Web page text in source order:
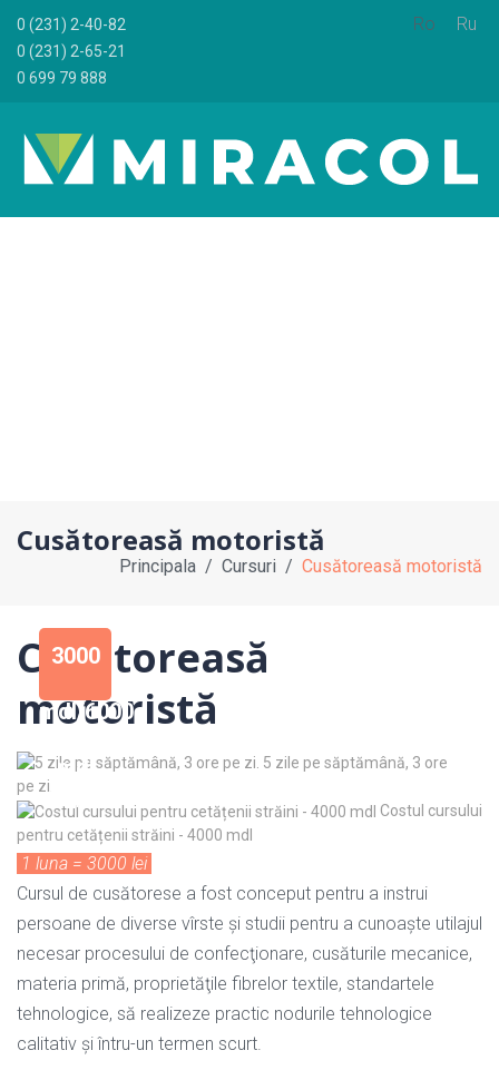
0 (231) 2-40-82
0 (231) 2-65-21
0 699 79 888
Ro Ru
Cusătoreasă motoristă
Principala Cursuri Cusătoreasă motoristă
3000
mdl/6000
mdl
1 luna/2
Cusătoreasă
motoristă
5 zile pe săptămână, 3 ore
pe zi.
Costul cursului
pentru cetățenii străini - 4000 mdl
1 luna = 3000 lei
Cursul de cusătorese a fost conceput pentru a instrui
persoane de diverse vîrste şi studii pentru a cunoaşte utilajul
necesar procesului de confecţionare, cusăturile mecanice,
materia primă, proprietăţile fibrelor textile, standartele
tehnologice, să realizeze practic nodurile tehnologice
calitativ şi întru-un termen scurt.